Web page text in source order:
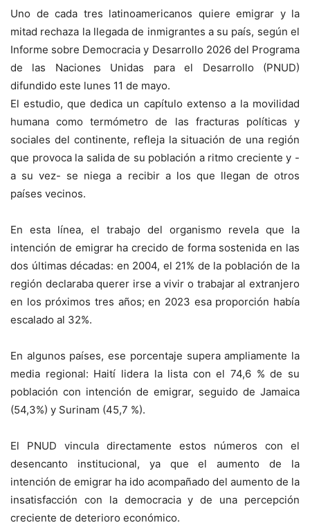
Uno de cada tres latinoamericanos quiere emigrar y la
mitad rechaza la llegada de inmigrantes a su país, según el
Informe sobre Democracia y Desarrollo 2026 del Programa
de las Naciones Unidas para el Desarrollo (PNUD)
difundido este lunes 11 de mayo.
El estudio, que dedica un capítulo extenso a la movilidad
humana como termómetro de las fracturas políticas y
sociales del continente, refleja la situación de una región
que provoca la salida de su población a ritmo creciente y -
a su vez- se niega a recibir a los que llegan de otros
países vecinos.
En esta línea, el trabajo del organismo revela que la
intención de emigrar ha crecido de forma sostenida en las
dos últimas décadas: en 2004, el 21% de la población de la
región declaraba querer irse a vivir o trabajar al extranjero
en los próximos tres años; en 2023 esa proporción había
escalado al 32%.
En algunos países, ese porcentaje supera ampliamente la
media regional: Haití lidera la lista con el 74,6 % de su
población con intención de emigrar, seguido de Jamaica
(54,3%) y Surinam (45,7 %).
El PNUD vincula directamente estos números con el
desencanto institucional, ya que el aumento de la
intención de emigrar ha ido acompañado del aumento de la
insatisfacción con la democracia y de una percepción
creciente de deterioro económico.